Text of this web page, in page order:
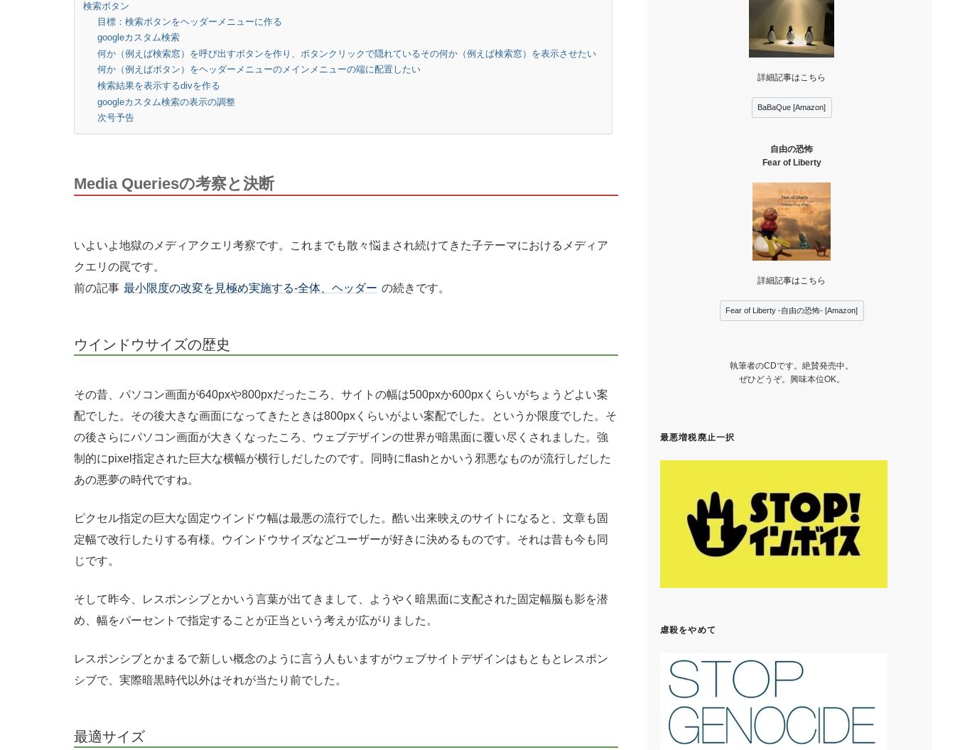
検索ボタン
目標：検索ボタンをヘッダーメニューに作る
googleカスタム検索
何か（例えば検索窓）を呼び出すボタンを作り、ボタンクリックで隠れているその何か（例えば検索窓）を表示させたい
何か（例えばボタン）をヘッダーメニューのメインメニューの端に配置したい
検索結果を表示するdivを作る
googleカスタム検索の表示の調整
次号予告
Media Queriesの考察と決断
いよいよ地獄のメディアクエリ考察です。これまでも散々悩まされ続けてきた子テーマにおけるメディア
クエリの罠です。
前の記事 最小限度の改変を見極め実施する-全体、ヘッダー の続きです。
ウインドウサイズの歴史
その昔、パソコン画面が640pxや800pxだったころ、サイトの幅は500pxか600pxくらいがちょうどよい案
配でした。その後大きな画面になってきたときは800pxくらいがよい案配でした。というか限度でした。そ
の後さらにパソコン画面が大きくなったころ、ウェブデザインの世界が暗黒面に覆い尽くされました。強
制的にpixel指定された巨大な横幅が横行しだしたのです。同時にflashとかいう邪悪なものが流行しだした
あの悪夢の時代ですね。
ピクセル指定の巨大な固定ウインドウ幅は最悪の流行でした。酷い出来映えのサイトになると、文章も固
定幅で改行したりする有様。ウインドウサイズなどユーザーが好きに決めるものです。それは昔も今も同
じです。
そして昨今、レスポンシブとかいう言葉が出てきまして、ようやく暗黒面に支配された固定幅脳も影を潜
め、幅をパーセントで指定することが正当という考えが広がりました。
レスポンシブとかまるで新しい概念のように言う人もいますがウェブサイトデザインはもともとレスポン
シブで、実際暗黒時代以外はそれが当たり前でした。
最適サイズ
詳細記事はこちら
BaBaQue [Amazon]
自由の恐怖
Fear of Liberty
詳細記事はこちら
Fear of Liberty -自由の恐怖- [Amazon]
執筆者のCDです。絶賛発売中。
ぜひどうぞ。興味本位OK。
最悪増税廃止一択
虐殺をやめて